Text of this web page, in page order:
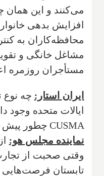
می‌کنند و این
افزایش بدهی
محافظه‌کاران به
مشاغل خانگی و
مستأجران روزمره
ایران استار: چه نوع
ایالات متحده وجود
CUSMA چطور پیش می‌رود؟
نماینده مجلس هو:
وقتی صحبت از
تابستان فرصت‌هایی